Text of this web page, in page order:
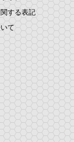
する表記
て